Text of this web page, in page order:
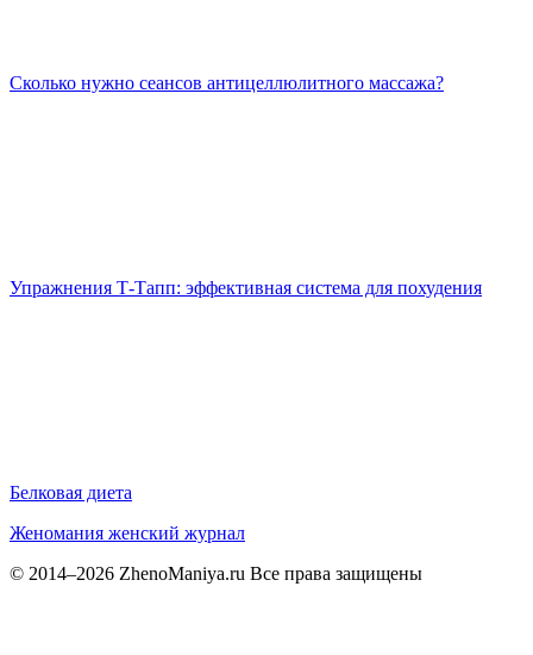
Сколько нужно сеансов антицеллюлитного массажа?
Упражнения Т-Тапп: эффективная система для похудения
Белковая диета
Женомания женский журнал
© 2014–2026 ZhenoManiya.ru Все права защищены